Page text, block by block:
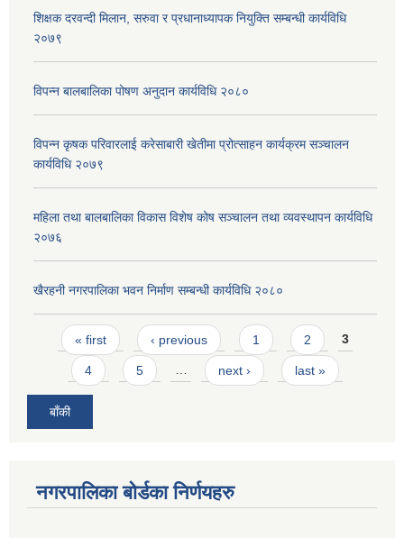
शिक्षक दरवन्दी मिलान, सरुवा र प्रधानाध्यापक नियुक्ति सम्बन्धी कार्यविधि
२०७९
विपन्न बालबालिका पोषण अनुदान कार्यविधि २०८०
विपन्न कृषक परिवारलाई करेसाबारी खेतीमा प्रोत्साहन कार्यक्रम सञ्चालन
कार्यविधि २०७९
महिला तथा बालबालिका विकास विशेष कोष सञ्चालन तथा व्यवस्थापन कार्यविधि
२०७६
खैरहनी नगरपालिका भवन निर्माण सम्बन्धी कार्यविधि २०८०
Pages
« first ‹ previous 1 2 3
4 5 … next › last »
बाँकी
नगरपालिका बोर्डका निर्णयहरु